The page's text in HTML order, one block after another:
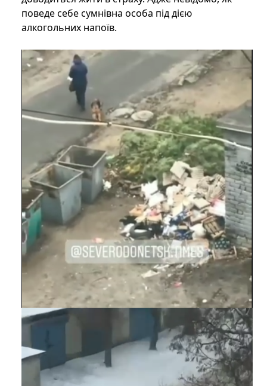
поведе себе сумнівна особа під дією
алкогольних напоїв.